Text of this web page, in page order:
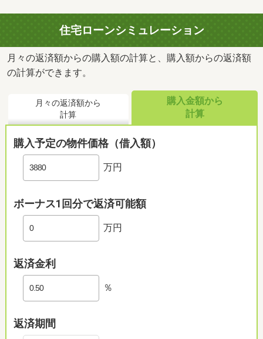
住宅ローンシミュレーション
月々の返済額からの購入額の計算と、購入額からの返済額
の計算ができます。
月々の返済額から
計算
購入金額から
計算
購入予定の物件価格（借入額）
万円
ボーナス1回分で返済可能額
万円
返済金利
％
返済期間